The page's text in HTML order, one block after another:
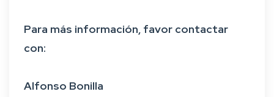
Para más información, favor contactar
con:
Alfonso Bonilla